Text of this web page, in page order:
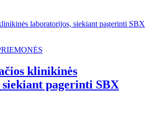
klinikinės
pagerinti SBX